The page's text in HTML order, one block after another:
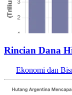
Rincian Dana
Ekonomi dan